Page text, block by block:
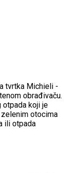
tvrtka Michieli -
obrađivaču.
otpada koji je
zelenim otocima
ili otpada